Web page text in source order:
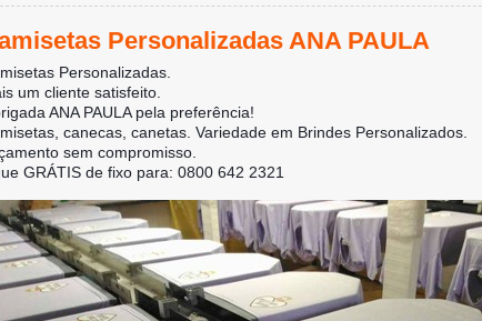
Personalizadas ANA PAULA
Personalizadas.
um cliente satisfeito.
ANA PAULA pela preferência!
canecas, canetas. Variedade em Brindes Personalizados.
sem compromisso.
GRÁTIS de fixo para: 0800 642 2321